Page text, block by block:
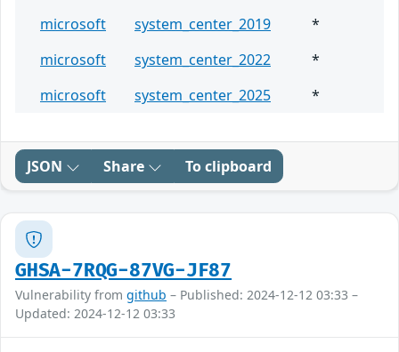
microsoft system_center_2019
*
microsoft
system_center_2022
*
microsoft
system_center_2025 *
JSON Share To clipboard
GHSA-7RQG-87VG-JF87
Vulnerability from github – Published: 2024-12-12 03:33 –
Updated: 2024-12-12 03:33